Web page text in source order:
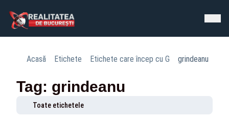
Acasă Etichete Etichete care încep cu G grindeanu
Tag: grindeanu
Toate etichetele